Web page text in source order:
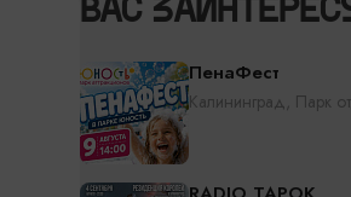
ВАС
ПенаФест
Калининград, Парк